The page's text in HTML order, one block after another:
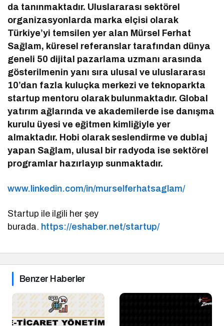
da tanınmaktadır. Uluslararası sektörel
organizasyonlarda marka elçisi olarak
Türkiye’yi temsilen yer alan Mürsel Ferhat
Sağlam, küresel referanslar tarafından dünya
geneli 50 dijital pazarlama uzmanı arasında
gösterilmenin yanı sıra ulusal ve uluslararası
10’dan fazla kuluçka merkezi ve teknoparkta
startup mentoru olarak bulunmaktadır. G lobal
yatırım ağlarında ve akademilerde ise danışma
kurulu üyesi ve eğitmen kimliğiyle yer
almaktadır. Hobi olarak seslendirme ve dublaj
yapan Sağlam, ulusal bir radyoda ise sektörel
programlar hazırlayıp sunmaktadır.
www.linkedin.com/in/murselferhatsaglam/
Startup ile ilgili her şey
burada. https://eshaber.net/startup/
Benzer Haberler